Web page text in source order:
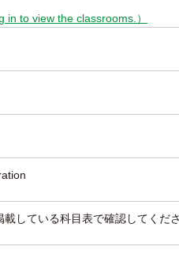
in to view the classrooms.）
している科目表で確認してくださ